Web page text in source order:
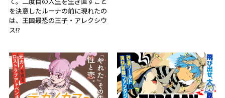
を決意したルーナの前に現れたの
は、王国最恐の王子・アレクシウ
ス!?